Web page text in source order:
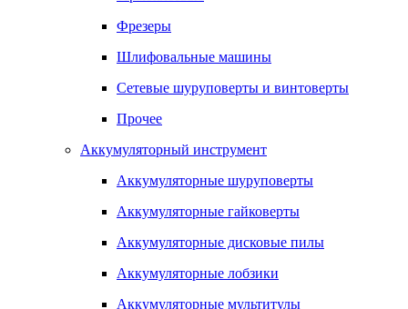
Фрезеры
Шлифовальные машины
Сетевые шуруповерты и винтоверты
Прочее
Аккумуляторный инструмент
Аккумуляторные шуруповерты
Аккумуляторные гайковерты
Аккумуляторные дисковые пилы
Аккумуляторные лобзики
Аккумуляторные мультитулы